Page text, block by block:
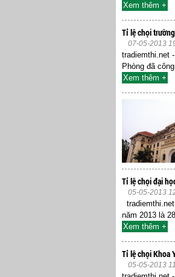
Xem thêm +
Tỉ lệ chọi
07-05-2013
tradiemthi.net
Phòng đã
Xem thêm +
Tỉ lệ chọi đại
05-05-2013
năm 2013 là
Xem thêm +
Tỉ lệ chọi Khoa
05-05-2013